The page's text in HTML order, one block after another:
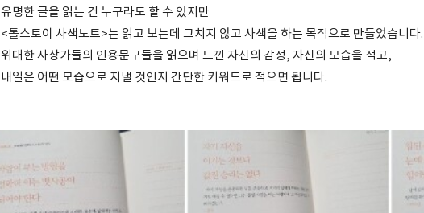
유명한 글을 읽는 건 누구라도 할 수 있지만
<톨스토이 사색노트>는 읽고 보는데 그치지 않고 사색을 하는 목적으로 만들었습니다.
위대한 사상가들의 인용문구들을 읽으며 느낀 자신의 감정, 자신의 모습을 적고,
내일은 어떤 모습으로 지낼 것인지 간단한 키워드로 적으면 됩니다.